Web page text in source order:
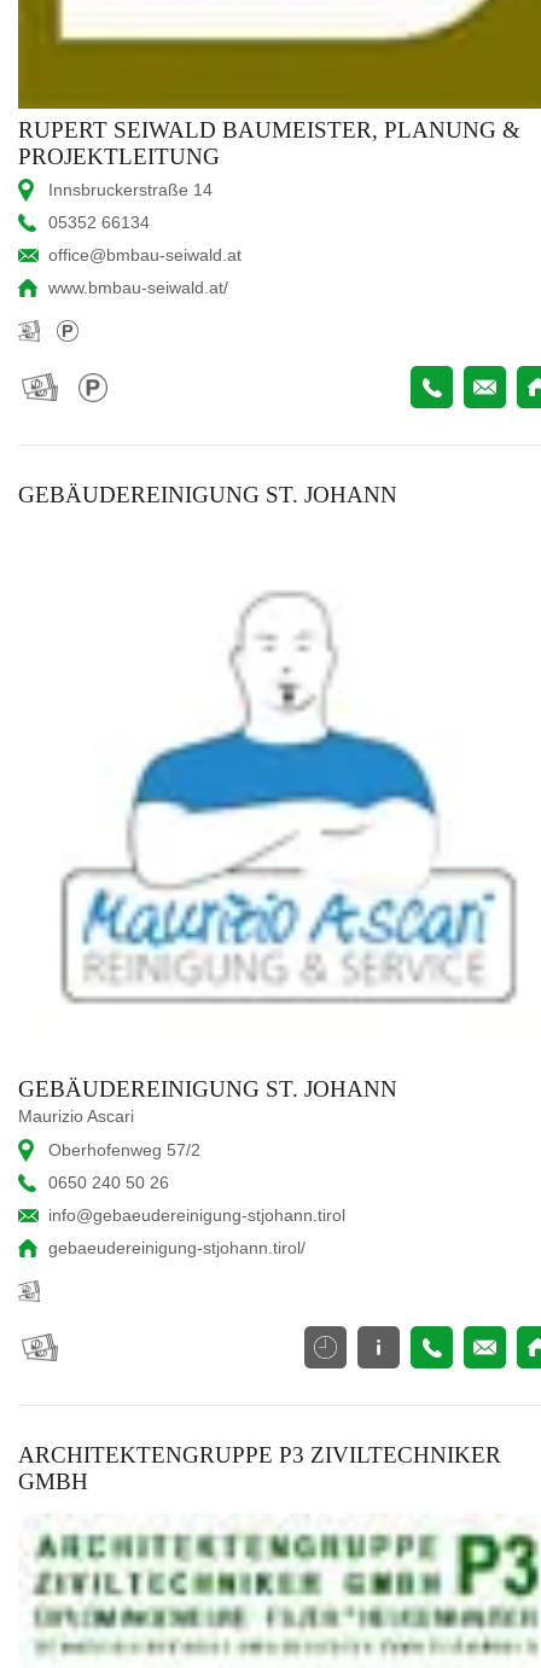
RUPERT SEIWALD BAUMEISTER, PLANUNG &
PROJEKTLEITUNG
Innsbruckerstraße 14
05352 66134
office@bmbau-seiwald.at
www.bmbau-seiwald.at/
GEBÄUDEREINIGUNG ST. JOHANN
GEBÄUDEREINIGUNG ST. JOHANN
Maurizio Ascari
Oberhofenweg 57/2
0650 240 50 26
info@gebaeudereinigung-stjohann.tirol
gebaeudereinigung-stjohann.tirol/
ARCHITEKTENGRUPPE P3 ZIVILTECHNIKER
GMBH